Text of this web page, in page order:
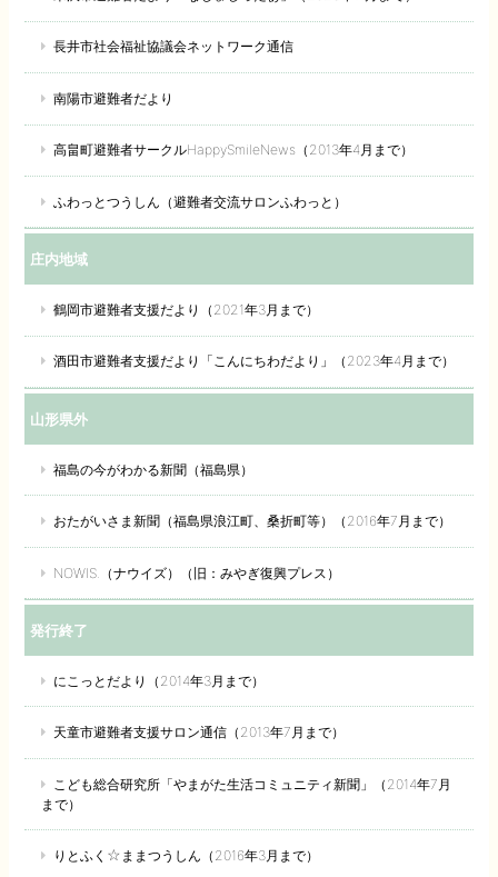
長井市社会福祉協議会ネットワーク通信
南陽市避難者だより
高畠町避難者サークルHappySmileNews（2013年4月まで）
ふわっとつうしん（避難者交流サロンふわっと）
庄内地域
鶴岡市避難者支援だより（2021年3月まで）
酒田市避難者支援だより「こんにちわだより」（2023年4月まで）
山形県外
福島の今がわかる新聞（福島県）
おたがいさま新聞（福島県浪江町、桑折町等）（2016年7月まで）
NOWIS.（ナウイズ）（旧：みやぎ復興プレス）
発行終了
にこっとだより（2014年3月まで）
天童市避難者支援サロン通信（2013年7月まで）
こども総合研究所「やまがた生活コミュニティ新聞」（2014年7月
まで）
りとふく☆ままつうしん（2016年3月まで）